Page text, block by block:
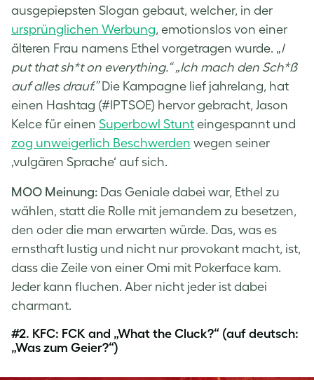
ausgepiepsten Slogan gebaut, welcher, in der
ursprünglichen Werbung, emotionslos von einer
älteren Frau namens Ethel vorgetragen wurde. „I
put that sh*t on everything.“ „Ich mach den Sch*ß
auf alles drauf.”Die Kampagne lief jahrelang, hat
einen Hashtag (#IPTSOE) hervor gebracht, Jason
Kelce für einen Superbowl Stunt eingespannt und
zog unweigerlich Beschwerden wegen seiner
‚vulgären Sprache‘ auf sich.
MOO Meinung: Das Geniale dabei war, Ethel zu
wählen, statt die Rolle mit jemandem zu besetzen,
den oder die man erwarten würde. Das, was es
ernsthaft lustig und nicht nur provokant macht, ist,
dass die Zeile von einer Omi mit Pokerface kam.
Jeder kann fluchen. Aber nicht jeder ist dabei
charmant.
#2. KFC: FCK and „What the Cluck?“ (auf deutsch:
„Was zum Geier?“)